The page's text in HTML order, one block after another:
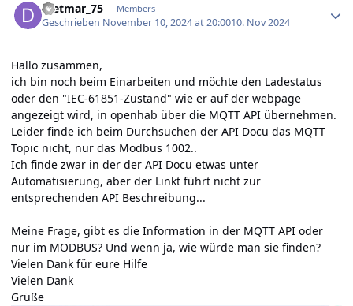
Dietmar_75 Members
Geschrieben November 10, 2024 at 20:0010. Nov 2024
Hallo zusammen,
ich bin noch beim Einarbeiten und möchte den Ladestatus
oder den "IEC-61851-Zustand" wie er auf der webpage
angezeigt wird, in openhab über die MQTT API übernehmen.
Leider finde ich beim Durchsuchen der API Docu das MQTT
Topic nicht, nur das Modbus 1002..
Ich finde zwar in der der API Docu etwas unter
Automatisierung, aber der Linkt führt nicht zur
entsprechenden API Beschreibung...
Meine Frage, gibt es die Information in der MQTT API oder
nur im MODBUS? Und wenn ja, wie würde man sie finden?
Vielen Dank für eure Hilfe
Vielen Dank
Grüße